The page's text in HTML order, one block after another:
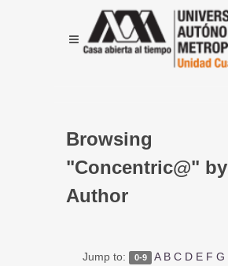
Browsing
"Concentric@" by
Author
Jump to: 0-9 A B C D E F G